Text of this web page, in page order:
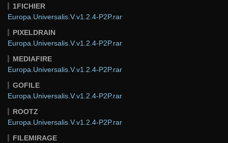
1FICHIER
Europa.Universalis.V.v1.2.4-P2P.rar
PIXELDRAIN
Europa.Universalis.V.v1.2.4-P2P.rar
MEDIAFIRE
Europa.Universalis.V.v1.2.4-P2P.rar
GOFILE
Europa.Universalis.V.v1.2.4-P2P.rar
ROOTZ
Europa.Universalis.V.v1.2.4-P2P.rar
FILEMIRAGE